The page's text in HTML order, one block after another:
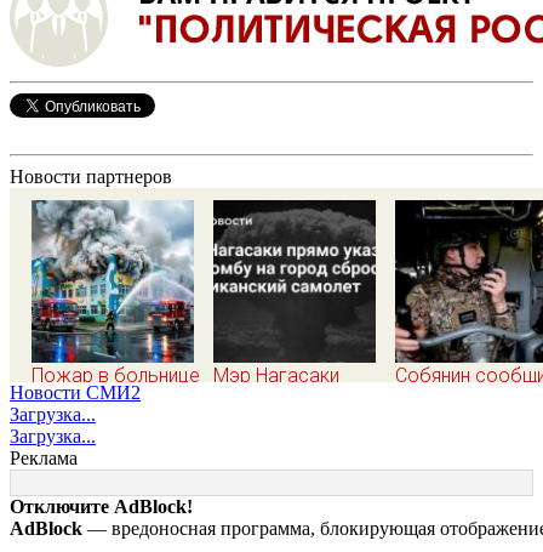
Новости партнеров
Пожар в больнице
в Подольске
ликвидирован,
проведена
эвакуация
Мэр Нагасаки
американский
самолет
Собянин
Новости СМИ2
Загрузка...
Загрузка...
Реклама
Отключите AdBlock!
AdBlock — вредоносная программа, блокирующая